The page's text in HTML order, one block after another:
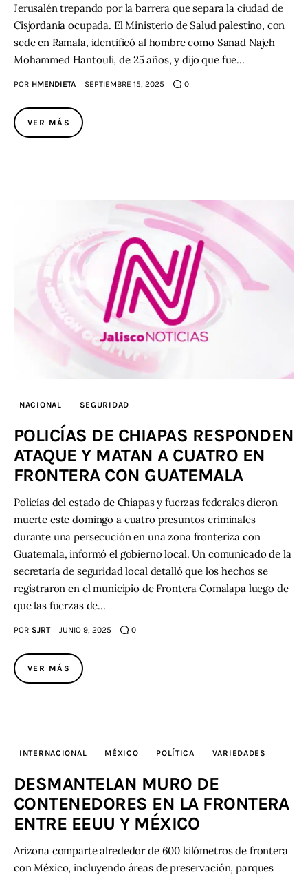
Jerusalén trepando por la barrera que separa la ciudad de
Cisjordania ocupada. El Ministerio de Salud palestino, con
sede en Ramala, identificó al hombre como Sanad Najeh
Mohammed Hantouli, de 25 años, y dijo que fue…
POR HMENDIETA SEPTIEMBRE 15, 2025 0
VER MÁS
NACIONAL SEGURIDAD
POLICÍAS DE CHIAPAS RESPONDEN
ATAQUE Y MATAN A CUATRO EN
FRONTERA CON GUATEMALA
Policías del estado de Chiapas y fuerzas federales dieron
muerte este domingo a cuatro presuntos criminales
durante una persecución en una zona fronteriza con
Guatemala, informó el gobierno local. Un comunicado de la
secretaría de seguridad local detalló que los hechos se
registraron en el municipio de Frontera Comalapa luego de
que las fuerzas de…
POR SJRT JUNIO 9, 2025 0
VER MÁS
INTERNACIONAL MÉXICO POLÍTICA VARIEDADES
DESMANTELAN MURO DE
CONTENEDORES EN LA FRONTERA
ENTRE EEUU Y MÉXICO
Arizona comparte alrededor de 600 kilómetros de frontera
con México, incluyendo áreas de preservación, parques